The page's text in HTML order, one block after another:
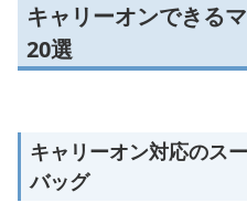
キャリーオンできる
20選
キャリーオン対応のス
バッグ